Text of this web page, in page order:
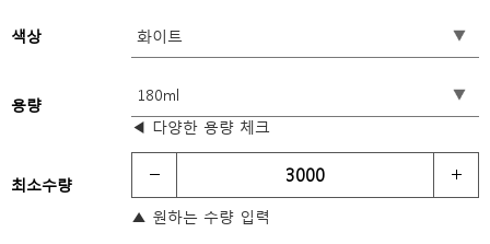
색상
용량
◀ 다양한 용량 체크
최소수량
▲ 원하는 수량 입력